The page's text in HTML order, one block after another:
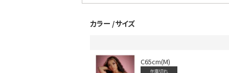
カラー サイズ
C65cm(M)
在庫切れ